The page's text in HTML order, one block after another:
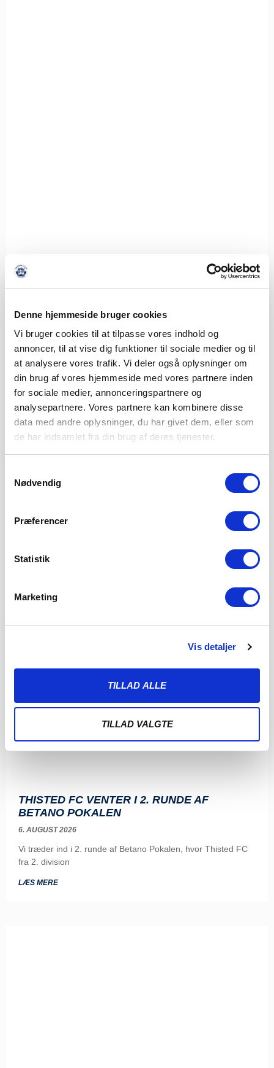
Denne hjemmeside bruger cookies
Vi bruger cookies til at tilpasse vores indhold og
annoncer, til at vise dig funktioner til sociale medier og til
at analysere vores trafik. Vi deler også oplysninger om
din brug af vores hjemmeside med vores partnere inden
for sociale medier, annonceringspartnere og
analysepartnere. Vores partnere kan kombinere disse
data med andre oplysninger, du har givet dem, eller som
de har indsamlet fra din brug af deres tjenester.
Nødvendig
Præferencer
Statistik
Marketing
Vis detaljer
TILLAD ALLE
TILLAD VALGTE
divisionsklubben Nykøbing FC i hele 2026/2027-sæsonen.
Sønderjyske Fodbold
LÆS MERE
THISTED FC VENTER I 2. RUNDE AF
BETANO POKALEN
6. AUGUST 2026
Vi træder ind i 2. runde af Betano Pokalen, hvor Thisted FC
fra 2. division
LÆS MERE